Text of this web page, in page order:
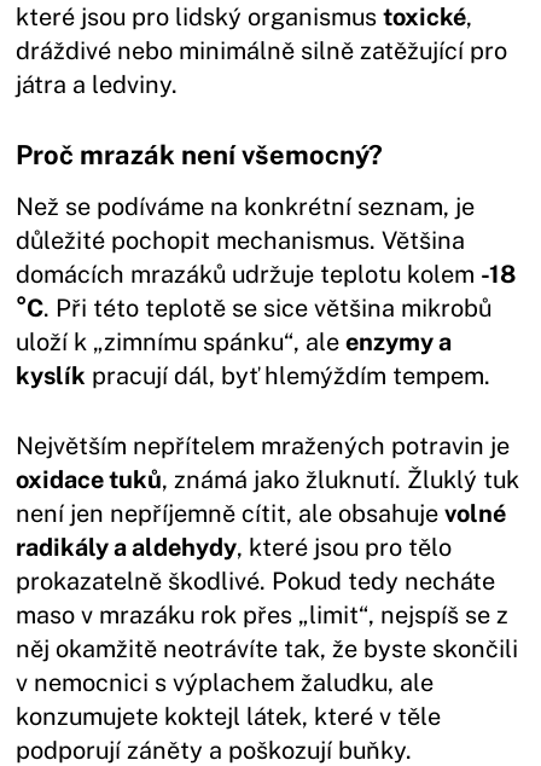
které jsou pro lidský organismustoxické,
dráždivé nebo minimálně silně zatěžující pro
játra a ledviny.
Proč mrazák není všemocný?
Než se podíváme na konkrétní seznam, je
důležité pochopit mechanismus. Většina
domácích mrazáků udržuje teplotu kolem -18
°C. Při této teplotě se sice většina mikrobů
uloží k „zimnímu spánku“, aleenzymy a
kyslík pracují dál, byť hlemýždím tempem.
Největším nepřítelem mražených potravin je
oxidace tuků, známá jako žluknutí. Žluklý tuk
není jen nepříjemně cítit, ale obsahujevolné
radikály a aldehydy, které jsou pro tělo
prokazatelně škodlivé. Pokud tedy necháte
maso v mrazáku rok přes „limit“, nejspíš se z
něj okamžitě neotrávíte tak, že byste skončili
v nemocnici s výplachem žaludku, ale
konzumujete koktejl látek, které v těle
podporují záněty a poškozují buňky.